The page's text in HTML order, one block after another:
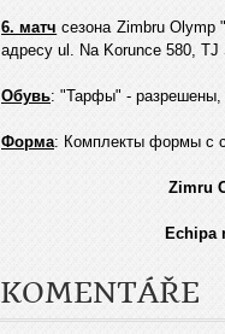
6. матч сезона Zimbru Оlymp
адресу ul. Na Korunce 580,
Обувь: "Тарфы" - разрешены,
Форма: Комплекты формы с
Zimru
Echipa
KOMENTÁŘE